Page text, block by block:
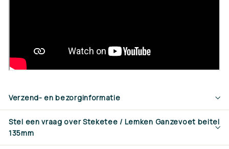
Verzend- en bezorginformatie
Stel een vraag over Steketee / Lemken Ganzevoet beitel
135mm